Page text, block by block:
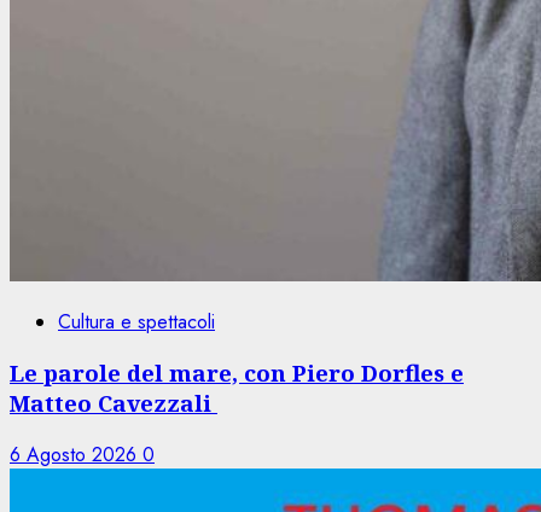
Cultura e spettacoli
Le parole del mare, con Piero Dorfles e
Matteo Cavezzali
6 Agosto 2026 0